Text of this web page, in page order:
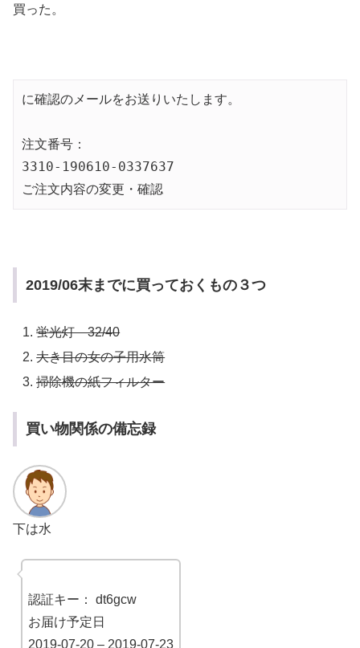
買った。
に確認のメールをお送りいたします。
注文番号：
3310-190610-0337637
ご注文内容の変更・確認
2019/06末までに買っておくもの３つ
蛍光灯 32/40
大き目の女の子用水筒
掃除機の紙フィルター
買い物関係の備忘録
下は水
認証キー： dt6gcw
お届け予定日
2019-07-20 – 2019-07-23